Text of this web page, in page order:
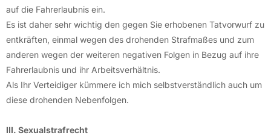
auf die Fahrerlaubnis ein.
Es ist daher sehr wichtig den gegen Sie erhobenen Tatvorwurf zu
entkräften, einmal wegen des drohenden Strafmaßes und zum
anderen wegen der weiteren negativen Folgen in Bezug auf ihre
Fahrerlaubnis und ihr Arbeitsverhältnis.
Als Ihr Verteidiger kümmere ich mich selbstverständlich auch um
diese drohenden Nebenfolgen.
III. Sexualstrafrecht